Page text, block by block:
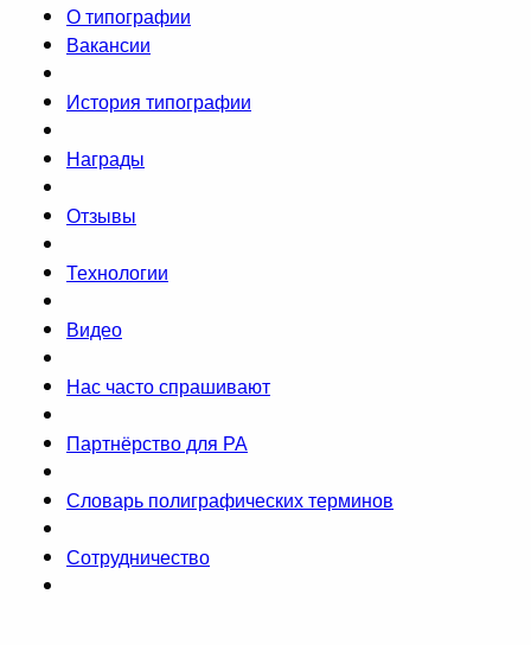
О типографии
Вакансии
История типографии
Награды
Отзывы
Технологии
Видео
Нас часто спрашивают
Партнёрство для РА
Словарь полиграфических терминов
Сотрудничество